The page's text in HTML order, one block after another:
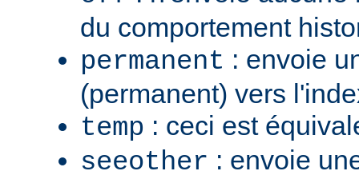
du comportement
permanent : envoie
(permanent) vers
temp : ceci est
seeother : envoie